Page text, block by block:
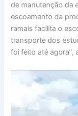
de manutenção da
escoamento da
ramais facilita o
transporte dos
foi feito até agora”,